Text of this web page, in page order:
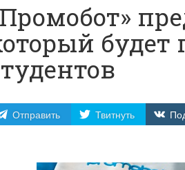
Отправить Твитнуть